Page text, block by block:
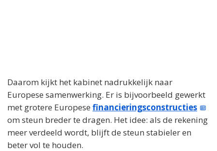
Daarom kijkt het kabinet nadrukkelijk naar
Europese samenwerking. Er is bijvoorbeeld gewerkt
met grotere Europese financieringsconstructies
om steun breder te dragen. Het idee: als de rekening
meer verdeeld wordt, blijft de steun stabieler en
beter vol te houden.